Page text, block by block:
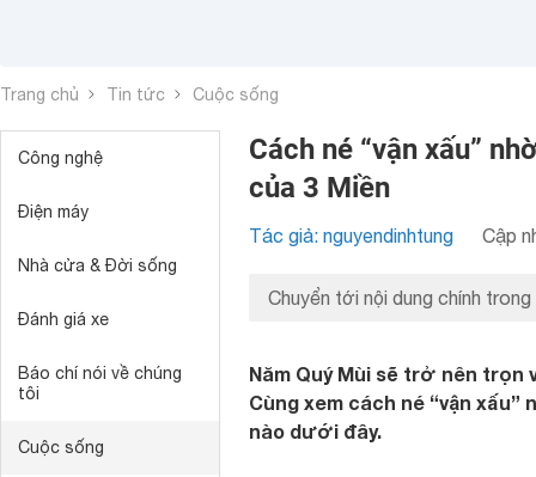
Trang chủ Tin tức Cuộc sống
Công nghệ
Điện máy
Nhà cửa & Đời sống
Đánh giá xe
Báo chí nói về chúng
tôi
Cuộc sống
Cách né “vận xấu”
của 3 Miền
Tác giả: nguyendinhtung Cập
Chuyển tới nội dung chính trong
Năm Quý Mùi sẽ trở nên trọn
Cùng xem cách né “vận
nào dưới đây.